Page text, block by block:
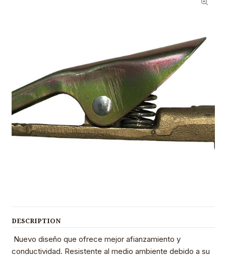
DESCRIPTION
Nuevo diseño que ofrece mejor afianzamiento y
conductividad. Resistente al medio ambiente debido a su